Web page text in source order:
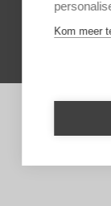
Kom meer